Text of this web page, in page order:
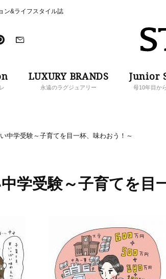
ン&ライフスタイル誌
LUXURY BRANDS
永遠のラグジュアリー
Junior
母10年目か
中学受験～子育てを目一杯、味わおう！～
学受験～子育てを目